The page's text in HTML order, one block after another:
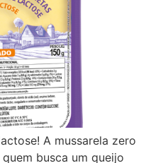
A mussarela zero
busca um queijo